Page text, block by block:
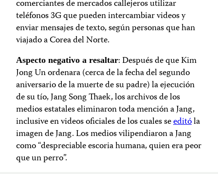
comerciantes de mercados callejeros utilizar
teléfonos 3G que pueden intercambiar videos y
enviar mensajes de texto, según personas que han
viajado a Corea del Norte.
Aspecto negativo a resaltar: Después de que Kim
Jong Un ordenara (cerca de la fecha del segundo
aniversario de la muerte de su padre) la ejecución
de su tío, Jang Song Thaek, los archivos de los
medios estatales eliminaron toda mención a Jang,
inclusive en videos oficiales de los cuales seeditóla
imagen de Jang. Los medios vilipendiaron a Jang
como “despreciable escoria humana, quien era peor
que un perro”.